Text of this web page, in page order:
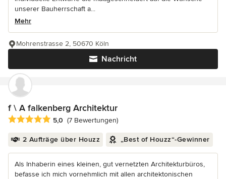
unserer Bauherrschaft a...
Mehr
Nachricht
Mohrenstrasse 2, 50670 Köln
f \ A falkenberg Architektur
Durchschnittliche Bewertung: 5 von 5 Sternen
5,0 (7 Bewertungen)
2 Aufträge über Houzz „Best of Houzz“-Gewinner
Als Inhaberin eines kleinen, gut vernetzten Architekturbüros,
befasse ich mich vornehmlich mit allen architektonischen